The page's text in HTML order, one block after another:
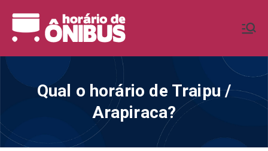
para
Ônibus BR
Horários de Ônibus de todo o
Qual o horário de Traipu /
Arapiraca?